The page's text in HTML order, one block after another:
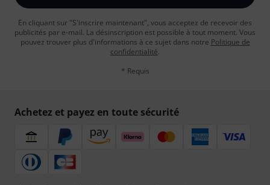
En cliquant sur "S'inscrire maintenant", vous acceptez de recevoir des
publicités par e-mail. La désinscription est possible à tout moment. Vous
pouvez trouver plus d'informations à ce sujet dans notre Politique de
confidentialité.
* Requis
Achetez et payez en toute sécurité